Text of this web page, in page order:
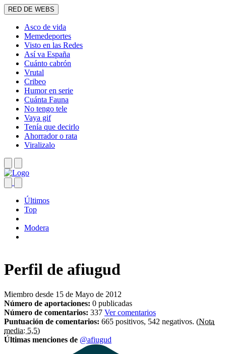
RED DE WEBS
Asco de vida
Memedeportes
Visto en las Redes
Así va España
Cuánto cabrón
Vrutal
Cribeo
Humor en serie
Cuánta Fauna
No tengo tele
Vaya gif
Tenía que decirlo
Ahorrador o rata
Viralizalo
Últimos
Top
Modera
Perfil de afiugud
Miembro desde 15 de Mayo de 2012
Número de aportaciones: 0 publicadas
Número de comentarios: 337 Ver comentarios
Puntuación de comentarios: 665 positivos, 542 negativos. (Nota
media: 5,5)
Últimas menciones de @afiugud